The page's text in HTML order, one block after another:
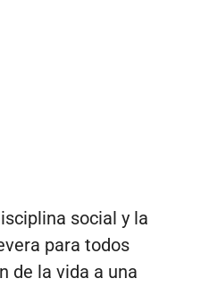
social y la
para todos
de la vida a una